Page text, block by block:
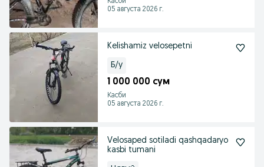
05 августа 2026 г.
Kelishamiz velosepetni
Б/у
1 000 000 сум
Касби
05 августа 2026 г.
Velosaped sotiladi qashqadaryo
kasbi tumani